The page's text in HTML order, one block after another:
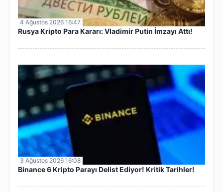
4 Ağustos 2026 16:47
Rusya Kripto Para Kararı: Vladimir Putin İmzayı Attı!
3 Ağustos 2026 16:08
Binance 6 Kripto Parayı Delist Ediyor! Kritik Tarihler!